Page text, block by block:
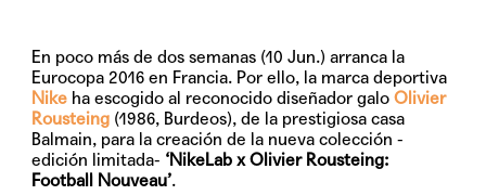
En poco más de dos semanas (10 Jun.) arranca la
Eurocopa 2016 en Francia. Por ello, la marca deportiva
Nike ha escogido al reconocido diseñador galoOlivier
Rousteing (1986, Burdeos), de la prestigiosa casa
Balmain, para la creación de la nueva colección -
edición limitada- ‘NikeLab x Olivier Rousteing:
Football Nouveau’.